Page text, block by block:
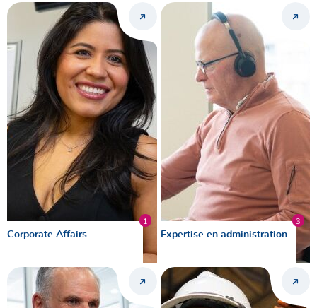
1
Corporate Affairs
3
Expertise en administration